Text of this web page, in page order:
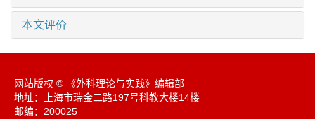
本文评价
网站版权 © 《外科理论与实践》编辑部
地址：上海市瑞金二路197号科教大楼14楼
邮编：200025